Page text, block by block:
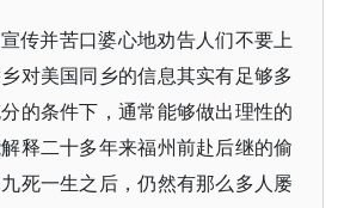
传并苦口婆心地劝告人们不要上
对美国同乡的信息其实有足够多
的条件下，通常能够做出理性的
释二十多年来福州前赴后继的偷
死一生之后，仍然有那么多人屡